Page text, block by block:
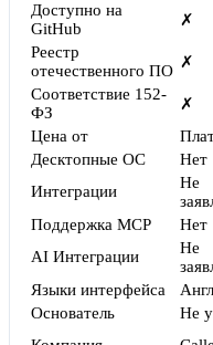
Доступно на
GitHub
✗
Реестр
отечественного ПО ✗
Соответствие 152-
ФЗ
✗
Цена от
Десктопные ОС
Нет
Интеграции
Не
Поддержка MCP
Нет
AI Интеграции
Не
Языки интерфейса
Основатель
Не